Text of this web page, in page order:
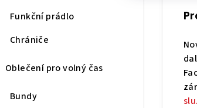
Funkční prádlo
Chrániče
Oblečení pro volný čas
Bundy
P